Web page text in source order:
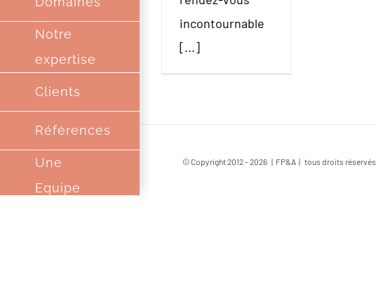
Notre
expertise
Clients
Références
Une
Equipe
incontournable
[...]
© Copyright 2012 -2026 | FP&A | tous droits réservés